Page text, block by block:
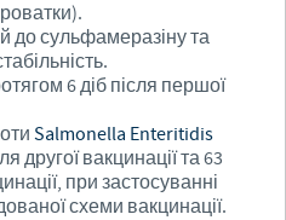
до сульфамеразіну та
6 діб після першої
Salmonella Enteritidis
другої вакцинації та 63
при застосуванні
схеми вакцинації.